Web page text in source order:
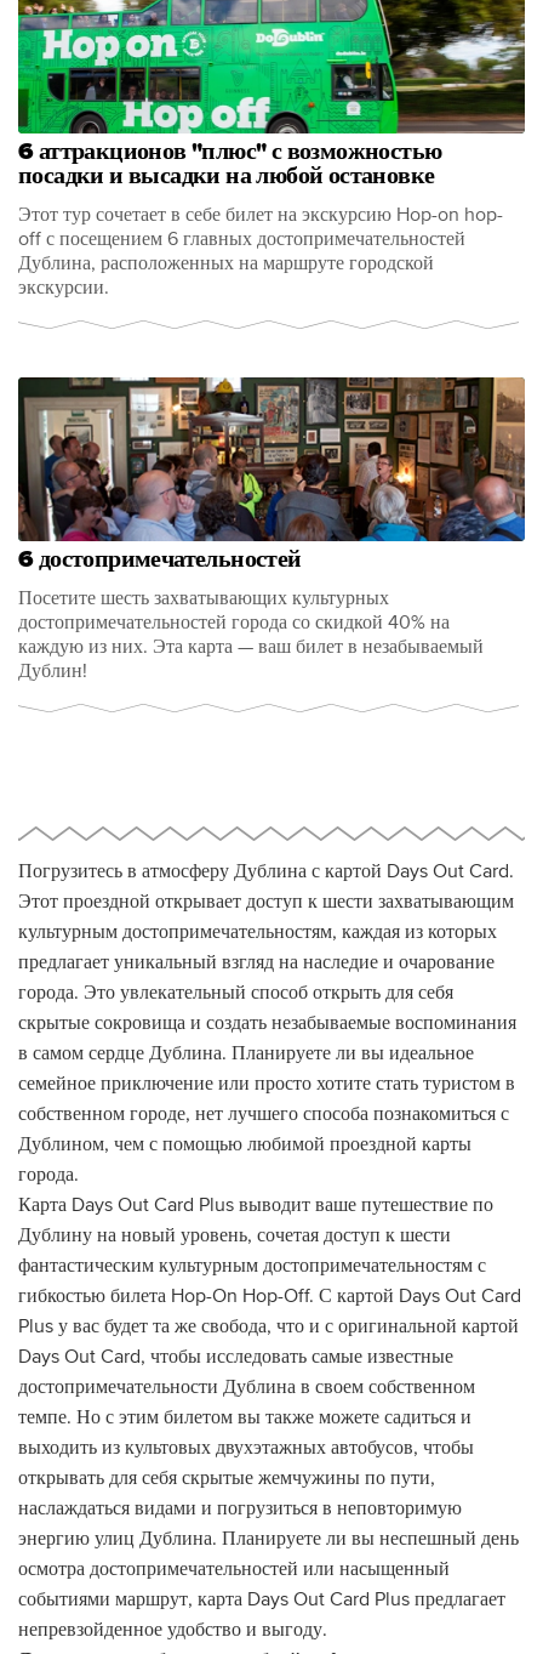
6 аттракционов "плюс" с возможностью
посадки и высадки на любой остановке
Этот тур сочетает в себе билет на экскурсию Hop-on hop-
off с посещением 6 главных достопримечательностей
Дублина, расположенных на маршруте городской
экскурсии.
6 достопримечательностей
Посетите шесть захватывающих культурных
достопримечательностей города со скидкой 40% на
каждую из них. Эта карта — ваш билет в незабываемый
Дублин!
Погрузитесь в атмосферу Дублина с картой Days Out Card.
Этот проездной открывает доступ к шести захватывающим
культурным достопримечательностям, каждая из которых
предлагает уникальный взгляд на наследие и очарование
города. Это увлекательный способ открыть для себя
скрытые сокровища и создать незабываемые воспоминания
в самом сердце Дублина. Планируете ли вы идеальное
семейное приключение или просто хотите стать туристом в
собственном городе, нет лучшего способа познакомиться с
Дублином, чем с помощью любимой проездной карты
города.
Карта Days Out Card Plus выводит ваше путешествие по
Дублину на новый уровень, сочетая доступ к шести
фантастическим культурным достопримечательностям с
гибкостью билета Hop-On Hop-Off. С картой Days Out Card
Plus у вас будет та же свобода, что и с оригинальной картой
Days Out Card, чтобы исследовать самые известные
достопримечательности Дублина в своем собственном
темпе. Но с этим билетом вы также можете садиться и
выходить из культовых двухэтажных автобусов, чтобы
открывать для себя скрытые жемчужины по пути,
наслаждаться видами и погрузиться в неповторимую
энергию улиц Дублина. Планируете ли вы неспешный день
осмотра достопримечательностей или насыщенный
событиями маршрут, карта Days Out Card Plus предлагает
непревзойденное удобство и выгоду.